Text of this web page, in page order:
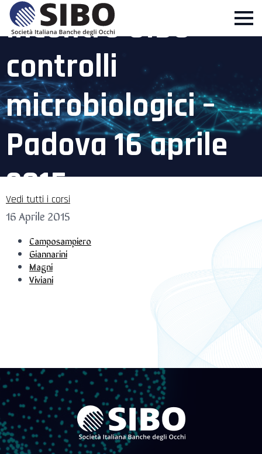
Incontro SIBO
controlli
microbiologici –
Padova 16 aprile
2015
Vedi tutti i corsi
16 Aprile 2015
Camposampiero
Giannarini
Magni
Viviani